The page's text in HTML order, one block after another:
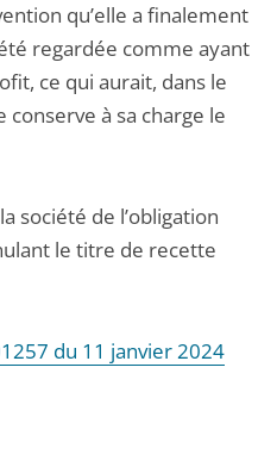
qu’elle a finalement
regardée comme ayant
ce qui aurait, dans le
conserve à sa charge le
société de l’obligation
le titre de recette
du 11 janvier 2024